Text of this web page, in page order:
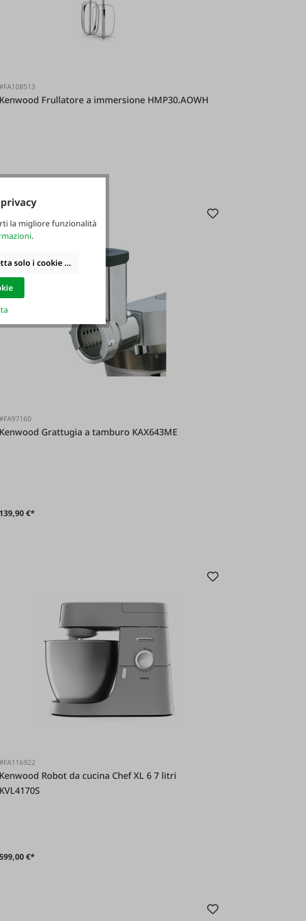
Kenwood Frullatore a immersione HMP30.AOWH
€*
Kenwood Grattugia a tamburo KAX643ME
139,90 €*
Kenwood Robot da cucina Chef XL 6 7 litri
KVL4170S
€*
la migliore funzionalità
.
solo i cookie funzionali